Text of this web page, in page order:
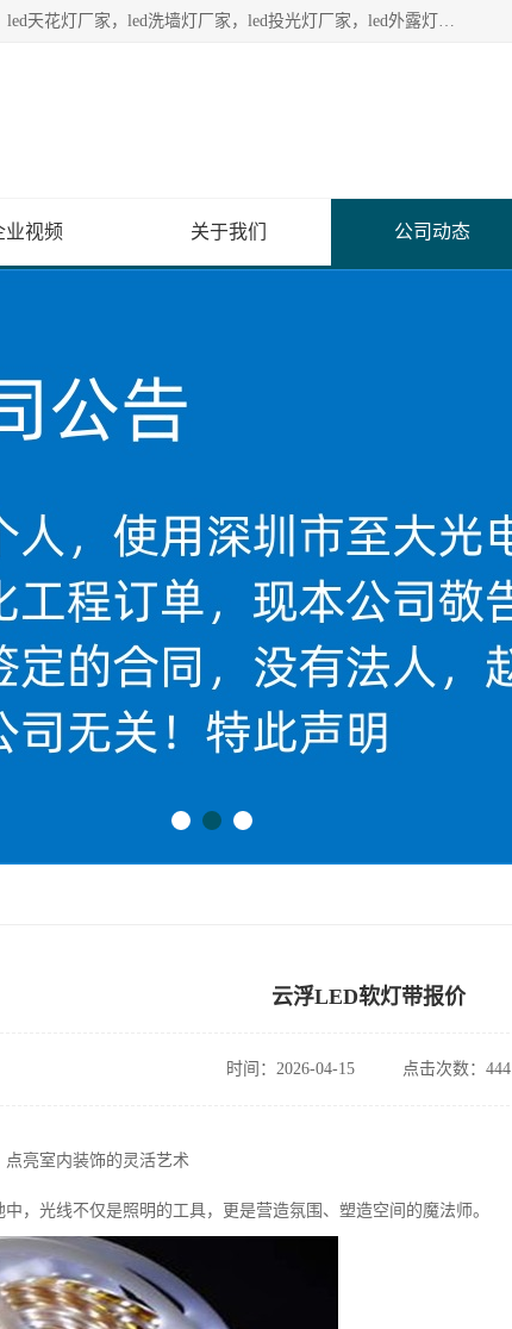
深圳至大光电有限公司生产供应：led护栏管厂家，led点光源厂家，led天花灯厂家，led洗墙灯厂家，led投光灯厂家，led外露灯串厂家， led模组厂家，led控制器厂家，led流星管厂家，led灯带厂家专业生产LED广告招牌照明灯具。
业视频 关于我们 公司动态
云浮LED软灯带报价
时间：2026-04-15 点击次数：444
亮室内装饰的灵活艺术
，光线不仅是照明的工具，更是营造氛围、塑造空间的魔法师。